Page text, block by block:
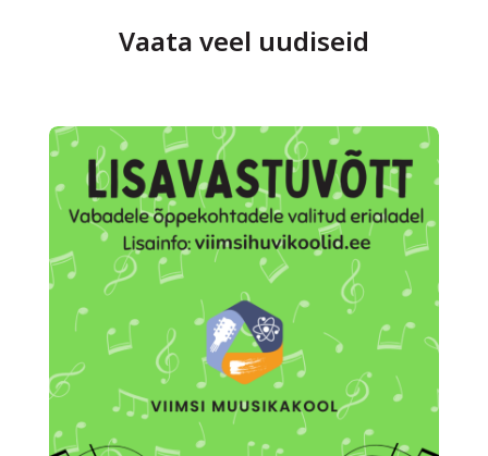
Vaata veel uudiseid